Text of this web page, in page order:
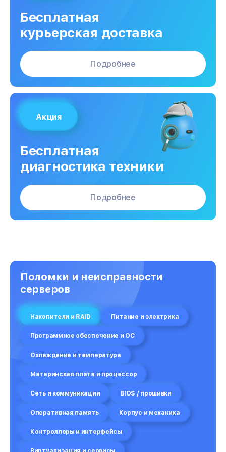
Бесплатная
курьерская доставка
Подробнее
Акция
Бесплатная
диагностика техники
Подробнее
Поломки и неисправности
серверов
Накопители и RAID Питание и электрика
Программное обеспечение и ОС
Охлаждение и температура
Материнская плата и процессор
Сеть и коммуникации BIOS / прошивки
Оперативная память Корпус и механика
Контроллеры и интерфейсы